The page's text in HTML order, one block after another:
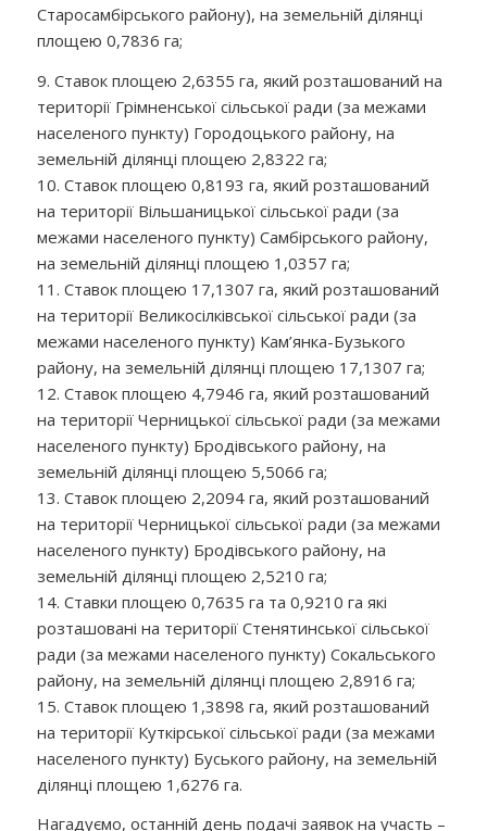
Старосамбірського району), на земельній ділянці
площею 0,7836 га;
9. Ставок площею 2,6355 га, який розташований на
території Грімненської сільської ради (за межами
населеного пункту) Городоцького району, на
земельній ділянці площею 2,8322 га;
10. Ставок площею 0,8193 га, який розташований
на території Вільшаницької сільської ради (за
межами населеного пункту) Самбірського району,
на земельній ділянці площею 1,0357 га;
11. Ставок площею 17,1307 га, який розташований
на території Великосілківської сільської ради (за
межами населеного пункту) Кам’янка-Бузького
району, на земельній ділянці площею 17,1307 га;
12. Ставок площею 4,7946 га, який розташований
на території Черницької сільської ради (за межами
населеного пункту) Бродівського району, на
земельній ділянці площею 5,5066 га;
13. Ставок площею 2,2094 га, який розташований
на території Черницької сільської ради (за межами
населеного пункту) Бродівського району, на
земельній ділянці площею 2,5210 га;
14. Ставки площею 0,7635 га та 0,9210 га які
розташовані на території Стенятинської сільської
ради (за межами населеного пункту) Сокальського
району, на земельній ділянці площею 2,8916 га;
15. Ставок площею 1,3898 га, який розташований
на території Куткірської сільської ради (за межами
населеного пункту) Буського району, на земельній
ділянці площею 1,6276 га.
Нагадуємо, останній день подачі заявок на участь –